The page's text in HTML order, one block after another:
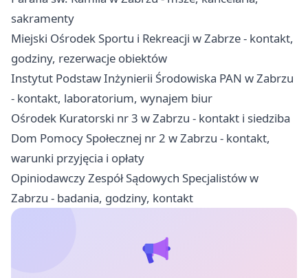
sakramenty
Miejski Ośrodek Sportu i Rekreacji w Zabrze - kontakt,
godziny, rezerwacje obiektów
Instytut Podstaw Inżynierii Środowiska PAN w Zabrzu
- kontakt, laboratorium, wynajem biur
Ośrodek Kuratorski nr 3 w Zabrzu - kontakt i siedziba
Dom Pomocy Społecznej nr 2 w Zabrzu - kontakt,
warunki przyjęcia i opłaty
Opiniodawczy Zespół Sądowych Specjalistów w
Zabrzu - badania, godziny, kontakt